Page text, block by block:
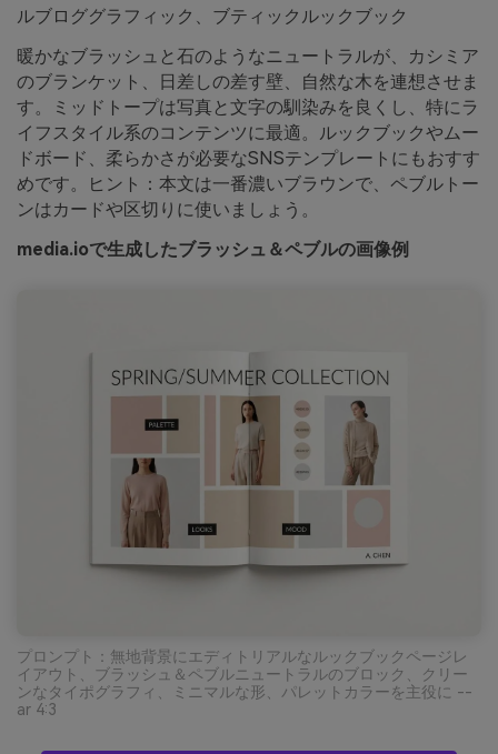
ルブロググラフィック、ブティックルックブック
暖かなブラッシュと石のようなニュートラルが、カシミア
のブランケット、日差しの差す壁、自然な木を連想させま
す。ミッドトープは写真と文字の馴染みを良くし、特にラ
イフスタイル系のコンテンツに最適。ルックブックやムー
ドボード、柔らかさが必要なSNSテンプレートにもおすす
めです。ヒント：本文は一番濃いブラウンで、ペブルトー
ンはカードや区切りに使いましょう。
media.ioで生成したブラッシュ＆ペブルの画像例
プロンプト：無地背景にエディトリアルなルックブックページレ
イアウト、ブラッシュ＆ペブルニュートラルのブロック、クリー
ンなタイポグラフィ、ミニマルな形、パレットカラーを主役に --
ar 4:3